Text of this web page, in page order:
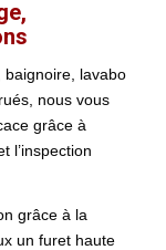
baignoire, lavabo
nous vous
grâce à
l’inspection
grâce à la
un furet haute